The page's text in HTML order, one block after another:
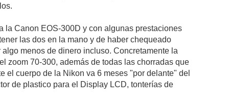
la Canon EOS-300D y con algunas prestaciones
las dos en la mano y de haber chequeado
menos de dinero incluso. Concretamente la
zoom 70-300, además de todas las chorradas que
el cuerpo de la Nikon va 6 meses "por delante" del
de plastico para el Display LCD, tonterías de